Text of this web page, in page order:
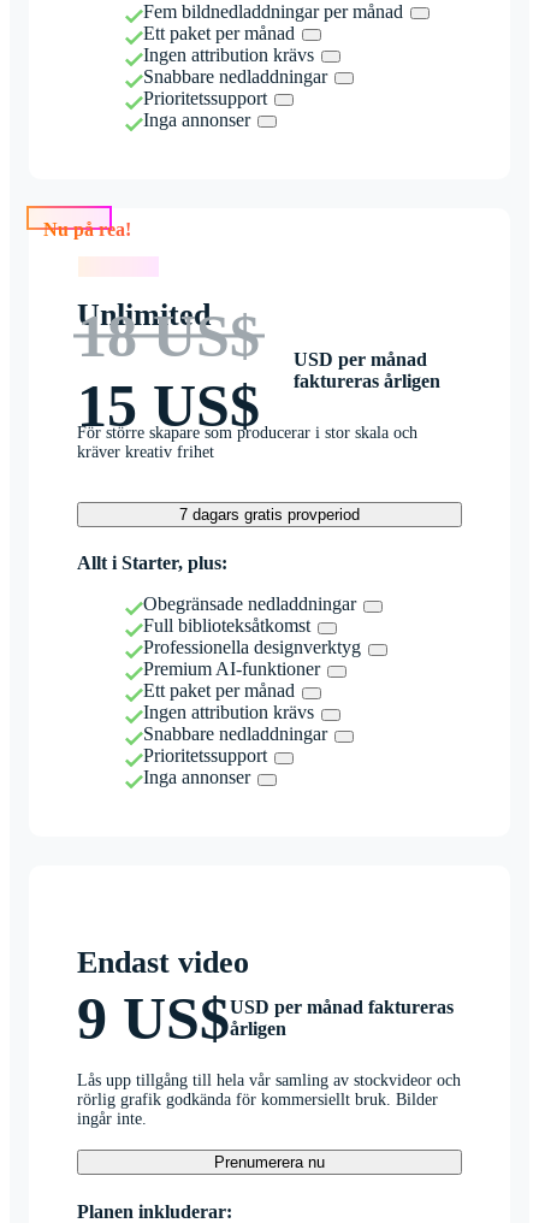
Fem bildnedladdningar per månad
Ett paket per månad
Ingen attribution krävs
Snabbare nedladdningar
Prioritetssupport
Inga annonser
Nu på rea!
Unlimited
18 US$
15 US$
USD per månad
faktureras årligen
För större skapare som producerar i stor skala och
kräver kreativ frihet
7 dagars gratis provperiod
Allt i Starter, plus:
Obegränsade nedladdningar
Full biblioteksåtkomst
Professionella designverktyg
Premium AI-funktioner
Ett paket per månad
Ingen attribution krävs
Snabbare nedladdningar
Prioritetssupport
Inga annonser
Endast video
9 US$USD per månad faktureras
årligen
Lås upp tillgång till hela vår samling av stockvideor och
rörlig grafik godkända för kommersiellt bruk. Bilder
ingår inte.
Prenumerera nu
Planen inkluderar: